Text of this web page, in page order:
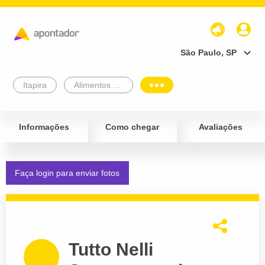
São Paulo, SP
Itapira
Informações Como chegar Avaliações
Faça login para enviar fotos
Tutto Nelli